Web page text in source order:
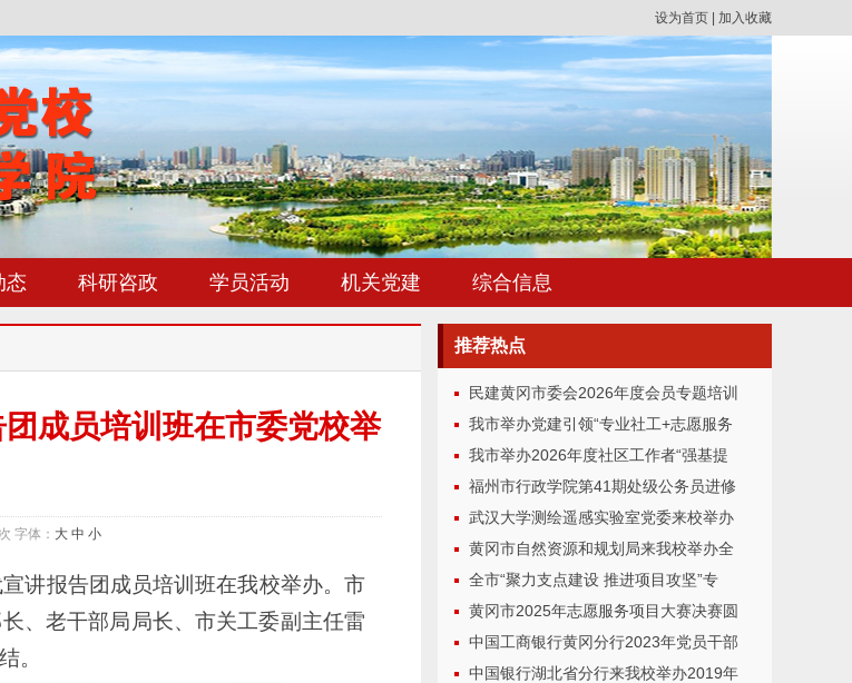
设为首页 加入收藏
态 科研咨政 学员活动 机关党建 综合信息
成员培训班在市委党校举
字体： 大 中 小
讲报告团成员培训班在我校举办。市
、老干部局局长、市关工委副主任雷
。
推荐热点
民建黄冈市委会2026年度会员专题培训
我市举办党建引领“专业社工+志愿服务
我市举办2026年度社区工作者“强基提
福州市行政学院第41期处级公务员进修
武汉大学测绘遥感实验室党委来校举办
黄冈市自然资源和规划局来我校举办全
全市“聚力支点建设 推进项目攻坚”专
黄冈市2025年志愿服务项目大赛决赛圆
中国工商银行黄冈分行2023年党员干部
中国银行湖北省分行来我校举办2019年